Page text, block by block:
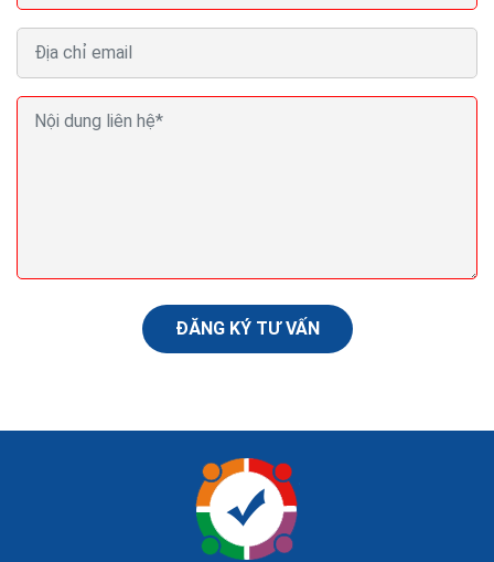
Marketing tiếp thị quảng cáo truyền miệng hình
ĐĂNG KÝ TƯ VẤN